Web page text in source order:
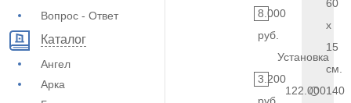
Вопрос - Ответ
Каталог
Ангел
Арка
8.000
руб.
Установка
3.200
60
x
15
см.
122.000140